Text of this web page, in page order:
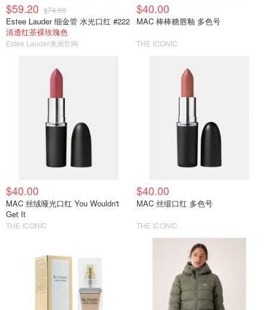
$59.20 $74.00
Estee Lauder 细金管 水光口红 #222
清透红茶裸玫瑰色
Estee Lauder澳洲官网
$40.00
MAC 棒棒糖唇釉 多色号
THE ICONIC
$40.00
MAC 丝绒哑光口红 You Wouldn't
Get It
THE ICONIC
$40.00
MAC 丝缎口红 多色号
THE ICONIC